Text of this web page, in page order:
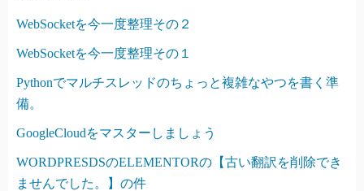
WebSocketを今一度整理その２
WebSocketを今一度整理その１
Pythonでマルチスレッドのちょっと複雑なやつを書く準
備。
GoogleCloudをマスターしましょう
WORDPRESDSのELEMENTORの【古い翻訳を削除でき
ませんでした。】の件